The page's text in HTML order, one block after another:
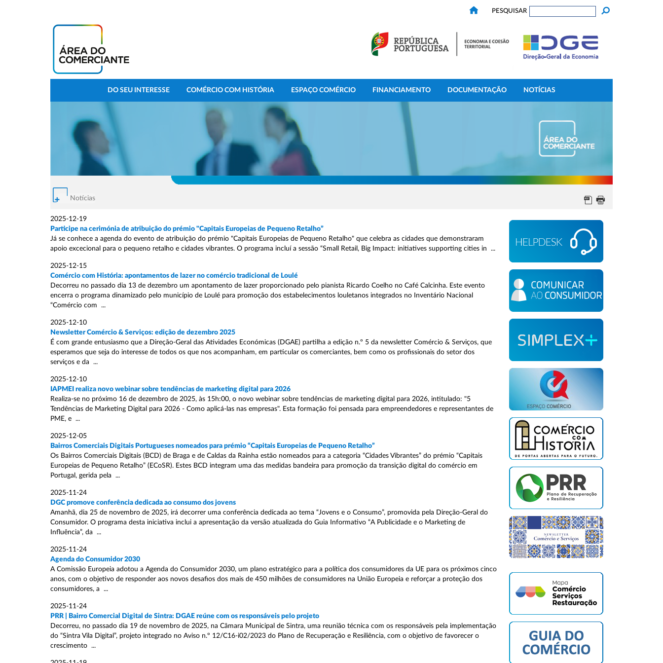
PESQUISAR
DO SEU INTERESSE COMÉRCIO COM HISTÓRIA ESPAÇO COMÉRCIO FINANCIAMENTO DOCUMENTAÇÃO NOTÍCIAS
Notícias
2025-12-19
Participe na cerimónia de atribuição do prémio "Capitais Europeias de Pequeno Retalho”
Já se conhece a agenda do evento de atribuição do prémio "Capitais Europeias de Pequeno Retalho" que celebra as cidades que demonstraram
apoio excecional para o pequeno retalho e cidades vibrantes. O programa incluí a sessão “Small Retail, Big Impact: initiatives supporting cities in ...
2025-12-15
Comércio com História: apontamentos de lazer no comércio tradicional de Loulé
Decorreu no passado dia 13 de dezembro um apontamento de lazer proporcionado pelo pianista Ricardo Coelho no Café Calcinha. Este evento
encerra o programa dinamizado pelo município de Loulé para promoção dos estabelecimentos louletanos integrados no Inventário Nacional
“Comércio com ...
2025-12-10
Newsletter Comércio & Serviços: edição de dezembro 2025
É com grande entusiasmo que a Direção-Geral das Atividades Económicas (DGAE) partilha a edição n.º 5 da newsletter Comércio & Serviços, que
esperamos que seja do interesse de todos os que nos acompanham, em particular os comerciantes, bem como os profissionais do setor dos
serviços e da ...
2025-12-10
IAPMEI realiza novo webinar sobre tendências de marketing digital para 2026
Realiza-se no próximo 16 de dezembro de 2025, às 15h:00, o novo webinar sobre tendências de marketing digital para 2026, intitulado: "5
Tendências de Marketing Digital para 2026 - Como aplicá-las nas empresas". Esta formação foi pensada para empreendedores e representantes de
PME, e ...
2025-12-05
Bairros Comerciais Digitais Portugueses nomeados para prémio “Capitais Europeias de Pequeno Retalho”
Os Bairros Comerciais Digitais (BCD) de Braga e de Caldas da Rainha estão nomeados para a categoria “Cidades Vibrantes” do prémio “Capitais
Europeias de Pequeno Retalho” (ECoSR). Estes BCD integram uma das medidas bandeira para promoção da transição digital do comércio em
Portugal, gerida pela ...
2025-11-24
DGC promove conferência dedicada ao consumo dos jovens
Amanhã, dia 25 de novembro de 2025, irá decorrer uma conferência dedicada ao tema “Jovens e o Consumo”, promovida pela Direção-Geral do
Consumidor. O programa desta iniciativa inclui a apresentação da versão atualizada do Guia Informativo “A Publicidade e o Marketing de
Influência”, da ...
2025-11-24
Agenda do Consumidor 2030
A Comissão Europeia adotou a Agenda do Consumidor 2030, um plano estratégico para a política dos consumidores da UE para os próximos cinco
anos, com o objetivo de responder aos novos desafios dos mais de 450 milhões de consumidores na União Europeia e reforçar a proteção dos
consumidores, a ...
2025-11-24
PRR | Bairro Comercial Digital de Sintra: DGAE reúne com os responsáveis pelo projeto
Decorreu, no passado dia 19 de novembro de 2025, na Câmara Municipal de Sintra, uma reunião técnica com os responsáveis pela implementação
do “Sintra Vila Digital”, projeto integrado no Aviso n.º 12/C16-i02/2023 do Plano de Recuperação e Resiliência, com o objetivo de favorecer o
crescimento ...